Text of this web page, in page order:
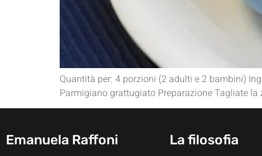
Quantità per: 4 porzioni (2 adulti e 2 bambini)
Parmigiano grattugiato Preparazione Tagliate
Emanuela Raffoni La filosofia